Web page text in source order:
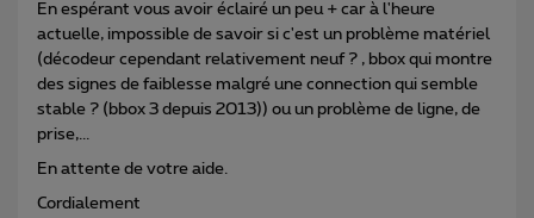
En espérant vous avoir éclairé un peu + car à l'heure
actuelle, impossible de savoir si c'est un problème matériel
(décodeur cependant relativement neuf ? , bbox qui montre
des signes de faiblesse malgré une connection qui semble
stable ? (bbox 3 depuis 2013)) ou un problème de ligne, de
prise,...
En attente de votre aide.
Cordialement